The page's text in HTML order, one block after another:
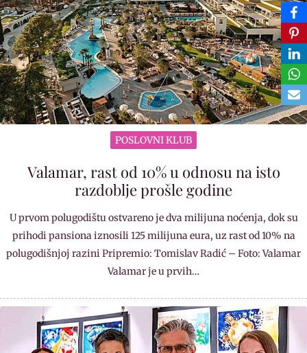
POSLOVNI KLUB
Valamar, rast od 10% u odnosu na isto
razdoblje prošle godine
U prvom polugodištu ostvareno je dva milijuna noćenja, dok su
prihodi pansiona iznosili 125 milijuna eura, uz rast od 10% na
polugodišnjoj razini Pripremio: Tomislav Radić – Foto: Valamar
Valamar je u prvih…